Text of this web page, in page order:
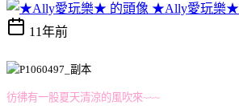
★Ally愛玩樂★
11年前
彷彿有一股夏天清涼的風吹來~~~